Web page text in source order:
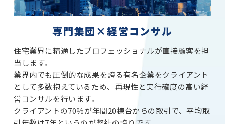
専門集団×経営コンサル
住宅業界に精通したプロフェッショナルが直接顧客を担
当します。
業界内でも圧倒的な成果を誇る有名企業をクライアント
として多数抱えているため、再現性と実行確度の高い経
営コンサルを行います。
クライアントの70％が年間20棟台からの取引で、平均取